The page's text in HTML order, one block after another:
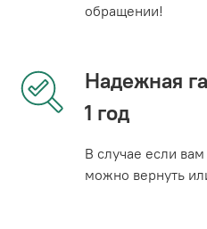
обращении!
Надежная
1 год
В случае если
можно вернуть